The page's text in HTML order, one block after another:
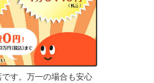
す。万一の場合も安心